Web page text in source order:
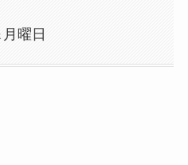
曜日